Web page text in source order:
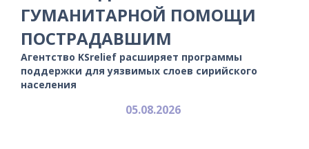
ГУМАНИТАРНОЙ ПОМОЩИ
ПОСТРАДАВШИМ
Агентство KSrelief расширяет программы
поддержки для уязвимых слоев сирийского
населения
05.08.2026